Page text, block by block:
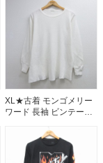
XL★古着 モンゴメリー
ワード 長袖 ビンテージ
80年代 80s 無地 大きい
サイズ クルーネック ホ
ワイト 26aug10